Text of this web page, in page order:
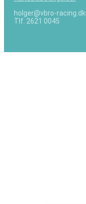
holger@vbro-racing.dk
Tlf. 2621 0045